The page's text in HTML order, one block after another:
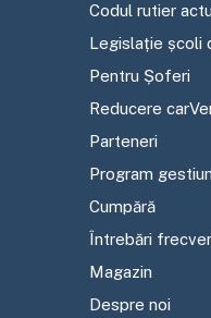
Codul rutier
Legislație școli
Pentru Șoferi
Reducere
Parteneri
Program
Cumpără
Întrebări
Magazin
Despre noi